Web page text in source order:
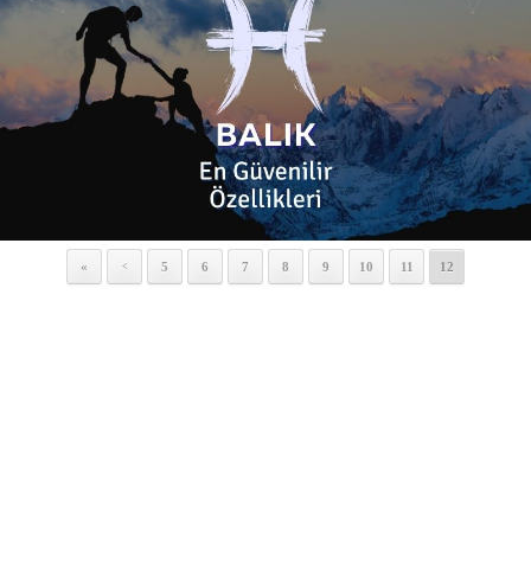
« < 5 6 7 8 9 10 11 12